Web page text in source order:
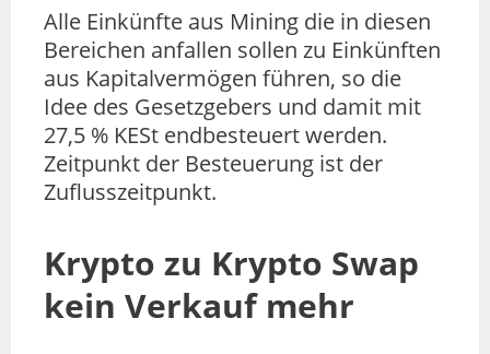
Alle Einkünfte aus Mining die in diesen
Bereichen anfallen sollen zu Einkünften
aus Kapitalvermögen führen, so die
Idee des Gesetzgebers und damit mit
27,5 % KESt endbesteuert werden.
Zeitpunkt der Besteuerung ist der
Zuflusszeitpunkt.
Krypto zu Krypto Swap
kein Verkauf mehr